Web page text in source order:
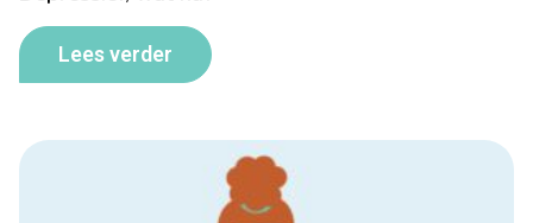
Lees verder